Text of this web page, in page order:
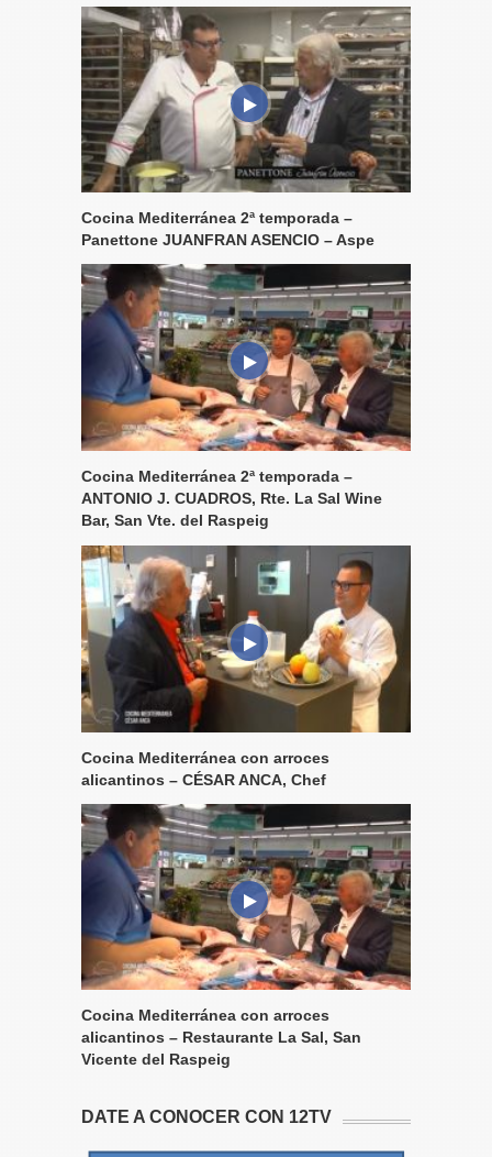
Cocina Mediterránea 2ª temporada –
Panettone JUANFRAN ASENCIO – Aspe
Cocina Mediterránea 2ª temporada –
ANTONIO J. CUADROS, Rte. La Sal Wine
Bar, San Vte. del Raspeig
Cocina Mediterránea con arroces
alicantinos – CÉSAR ANCA, Chef
Cocina Mediterránea con arroces
alicantinos – Restaurante La Sal, San
Vicente del Raspeig
DATE A CONOCER CON 12TV